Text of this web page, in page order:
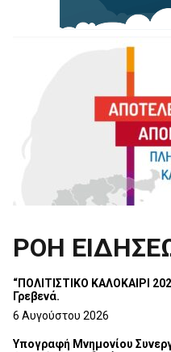
ΡΟΗ
“ΠΟΛΙΤΙΣΤΙΚΟ ΚΑΛΟΚΑΙΡΙ
Γρεβενά.
6 Αυγούστου 2026
Υπογραφή Μνημονίου